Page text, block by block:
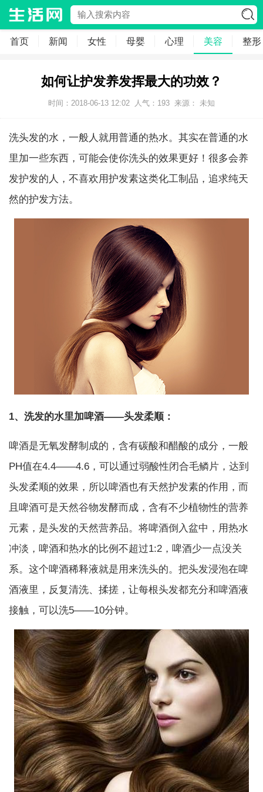
首页 新闻 女性 母婴 心理 美容 整形
如何让护发养发挥最大的功效？
时间：2018-06-13 12:02 人气： 193 来源： 未知
洗头发的水，一般人就用普通的热水。其实在普通的水
里加一些东西，可能会使你洗头的效果更好！很多会养
发护发的人，不喜欢用护发素这类化工制品，追求纯天
然的护发方法。
1、洗发的水里加啤酒——头发柔顺：
啤酒是无氧发酵制成的，含有碳酸和醋酸的成分，一般
PH值在4.4——4.6，可以通过弱酸性闭合毛鳞片，达到
头发柔顺的效果，所以啤酒也有天然护发素的作用，而
且啤酒可是天然谷物发酵而成，含有不少植物性的营养
元素，是头发的天然营养品。将啤酒倒入盆中，用热水
冲淡，啤酒和热水的比例不超过1:2，啤酒少一点没关
系。这个啤酒稀释液就是用来洗头的。把头发浸泡在啤
酒液里，反复清洗、揉搓，让每根头发都充分和啤酒液
接触，可以洗5——10分钟。